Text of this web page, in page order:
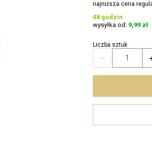
najniższa cena
48 godzin
wysyłka od: 9,99 zł
Liczba sztuk
